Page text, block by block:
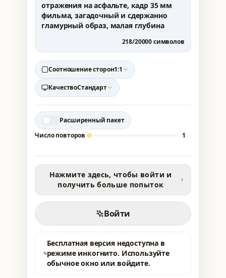
218/20000символов
Соотношение сторон1:1
КачествоСтандарт
Расширенный пакет
Число повторов
1
Нажмите здесь, чтобы войти и
получить больше попыток
Войти
Бесплатная версия недоступна в
режиме инкогнито. Используйте
обычное окно или войдите.